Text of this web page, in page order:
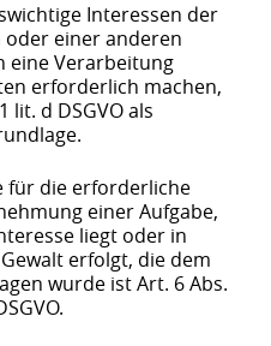
Interessen der
einer anderen
eine Verarbeitung
erforderlich machen,
lit. d DSGVO als
für die erforderliche
einer Aufgabe,
liegt oder in
erfolgt, die dem
wurde ist Art. 6 Abs.